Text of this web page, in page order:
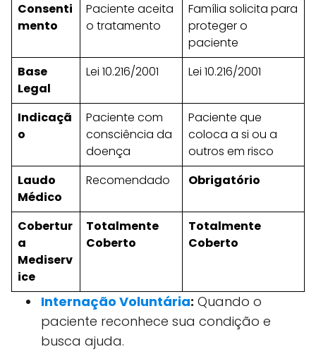
Consenti
mento
Paciente aceita
o tratamento
Família solicita para
proteger o
paciente
Base
Legal
Lei 10.216/2001 Lei 10.216/2001
Indicaçã
o
Paciente com
consciência da
doença
Paciente que
coloca a si ou a
outros em risco
Laudo
Médico
Recomendado Obrigatório
Cobertur
a
Mediserv
ice
Totalmente
Coberto
Totalmente
Coberto
Internação Voluntária: Quando o
paciente reconhece sua condição e
busca ajuda.